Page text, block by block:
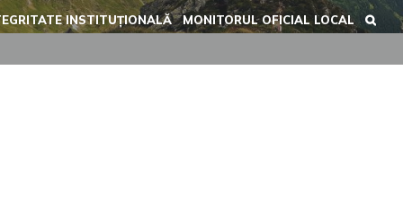
INSTITUȚIONALĂ MONITORUL OFICIAL LOCAL